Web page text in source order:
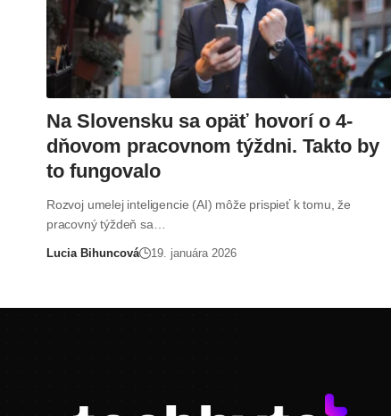
Na Slovensku sa opäť hovorí o 4-
dňovom pracovnom týždni. Takto by
to fungovalo
Rozvoj umelej inteligencie (AI) môže prispieť k tomu, že
pracovný týždeň sa…
Lucia Bihuncová 19. januára 2026